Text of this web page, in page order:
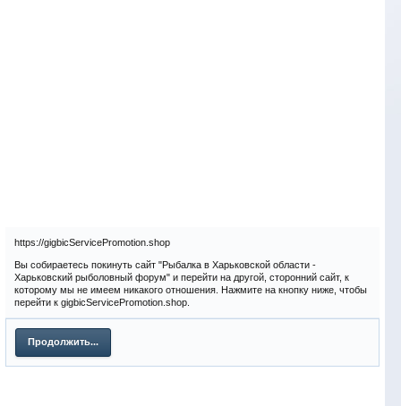
https://gigbicServicePromotion.shop
Вы собираетесь покинуть сайт "Рыбалка в Харьковской области -
Харьковский рыболовный форум" и перейти на другой, сторонний сайт, к
которому мы не имеем никакого отношения. Нажмите на кнопку ниже, чтобы
перейти к gigbicServicePromotion.shop.
Продолжить...